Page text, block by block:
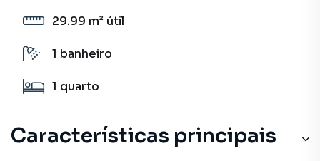
29.99 m² útil
1 banheiro
1 quarto
Características principais